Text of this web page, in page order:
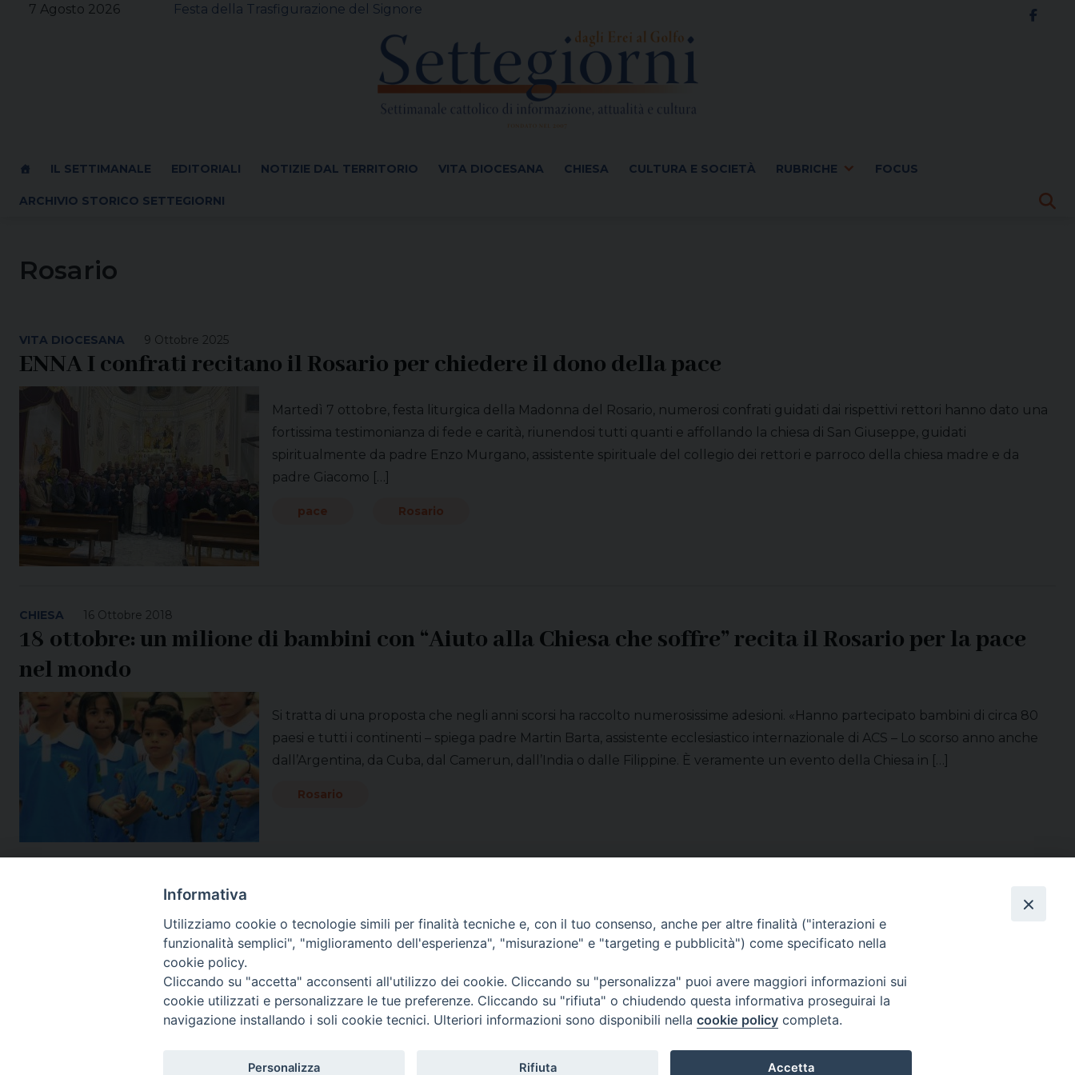
7 Agosto 2026 Festa della Trasfigurazione del Signore
IL SETTIMANALE EDITORIALI NOTIZIE DAL TERRITORIO VITA DIOCESANA CHIESA CULTURA E SOCIETÀ RUBRICHE FOCUS
ARCHIVIO STORICO SETTEGIORNI
Rosario
9 Ottobre 2025
VITA DIOCESANA
ENNA I confrati recitano il Rosario per chiedere il dono della pace
Martedì 7 ottobre, festa liturgica della Madonna del Rosario, numerosi confrati guidati dai rispettivi rettori hanno dato una
fortissima testimonianza di fede e carità, riunendosi tutti quanti e affollando la chiesa di San Giuseppe, guidati
spiritualmente da padre Enzo Murgano, assistente spirituale del collegio dei rettori e parroco della chiesa madre e da
padre Giacomo […]
pace Rosario
16 Ottobre 2018
CHIESA
18 ottobre: un milione di bambini con “Aiuto alla Chiesa che soffre” recita il Rosario per la pace
nel mondo
Si tratta di una proposta che negli anni scorsi ha raccolto numerosissime adesioni. «Hanno partecipato bambini di circa 80
paesi e tutti i continenti – spiega padre Martin Barta, assistente ecclesiastico internazionale di ACS – Lo scorso anno anche
dall’Argentina, da Cuba, dal Camerun, dall’India o dalle Filippine. È veramente un evento della Chiesa in […]
Rosario
Direttore Responsabile Giuseppe Rabita
Direttore Amministrativo Salvatore Bruno
Via Cammarata, 21 – Piazza Armerina
Autorizzazione Tribunale di Enna n. 113 del 24/2/2007
Informativa
Utilizziamo cookie o tecnologie simili per finalità tecniche e, con il tuo consenso, anche per altre finalità ("interazioni e
funzionalità semplici", "miglioramento dell'esperienza", "misurazione" e "targeting e pubblicità") come specificato nella
cookie policy.
Cliccando su "accetta" acconsenti all'utilizzo dei cookie. Cliccando su "personalizza" puoi avere maggiori informazioni sui
cookie utilizzati e personalizzare le tue preferenze. Cliccando su "rifiuta" o chiudendo questa informativa proseguirai la
navigazione installando i soli cookie tecnici. Ulteriori informazioni sono disponibili nella cookie policy completa.
Personalizza Rifiuta Accetta